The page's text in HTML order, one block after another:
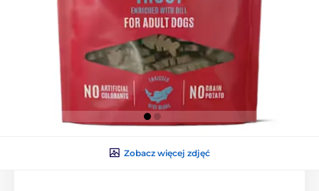
Zobacz więcej zdjęć